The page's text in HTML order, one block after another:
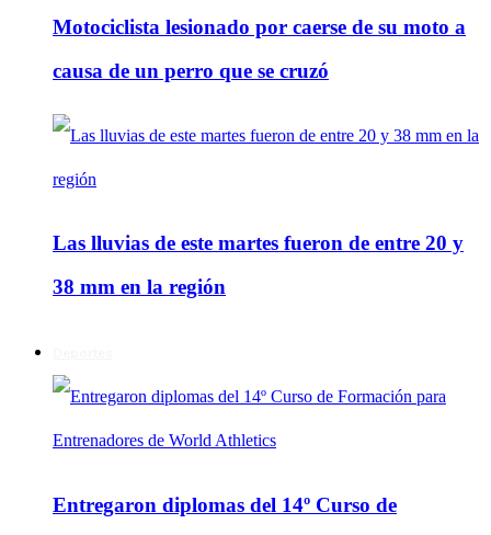
Motociclista lesionado por caerse de su moto a
causa de un perro que se cruzó
Las lluvias de este martes fueron de entre 20 y
38 mm en la región
Entregaron diplomas del 14º Curso de